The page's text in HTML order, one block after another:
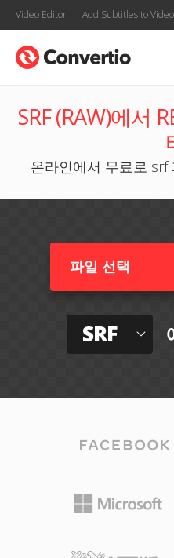
Video Editor Add Subtitles to Video
SRF (RAW)에서
온라인에서 무료로
파일 선택
SRF